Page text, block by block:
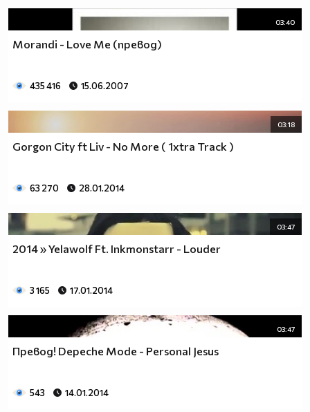
03:40
Morandi - Love Me (превод)
435 416 15.06.2007
03:18
Gorgon City ft Liv - No More ( 1xtra Track )
63 270 28.01.2014
03:47
2014 » Yelawolf Ft. Inkmonstarr - Louder
3 165 17.01.2014
03:47
Превод! Depeche Mode - Personal Jesus
543 14.01.2014